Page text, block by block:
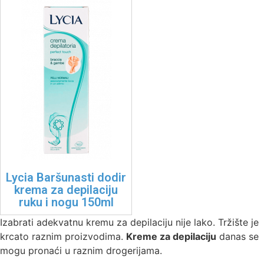
Lycia Baršunasti dodir
krema za depilaciju
ruku i nogu 150ml
Izabrati adekvatnu kremu za depilaciju nije lako. Tržište je
krcato raznim proizvodima. Kreme za depilaciju danas se
mogu pronaći u raznim drogerijama.